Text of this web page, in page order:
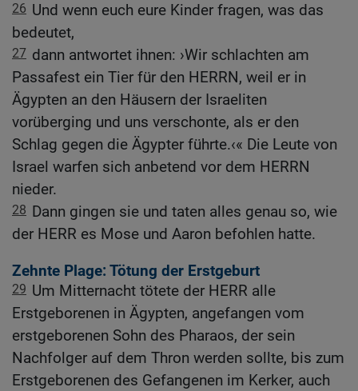
26 Und wenn euch eure Kinder fragen, was das
bedeutet,
27 dann antwortet ihnen: ›Wir schlachten am
Passafest ein Tier für den HERRN, weil er in
Ägypten an den Häusern der Israeliten
vorüberging und uns verschonte, als er den
Schlag gegen die Ägypter führte.‹« Die Leute von
Israel warfen sich anbetend vor dem HERRN
nieder.
28 Dann gingen sie und taten alles genau so, wie
der HERR es Mose und Aaron befohlen hatte.
Zehnte Plage: Tötung der Erstgeburt
29 Um Mitternacht tötete der HERR alle
Erstgeborenen in Ägypten, angefangen vom
erstgeborenen Sohn des Pharaos, der sein
Nachfolger auf dem Thron werden sollte, bis zum
Erstgeborenen des Gefangenen im Kerker, auch